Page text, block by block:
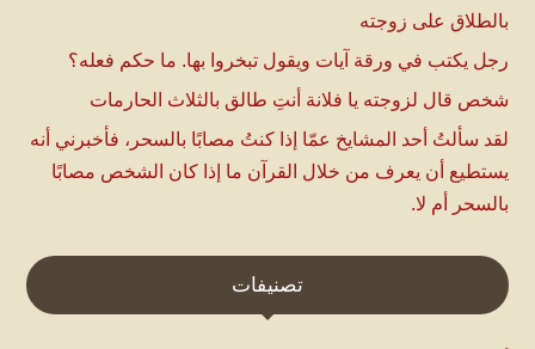
بالطلاق على زوجته
رجل يكتب في ورقة آيات ويقول تبخروا بها. ما حكم فعله؟
شخص قال لزوجته يا فلانة أنتِ طالق بالثلاث الحارمات
لقد سألتُ أحد المشايخ عمّا إذا كنتُ مصابًا بالسحر، فأخبرني أنه
يستطيع أن يعرف من خلال القرآن ما إذا كان الشخص مصابًا
بالسحر أم لا.
تصنيفات